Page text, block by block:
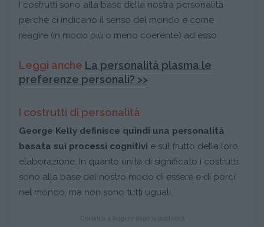
I costrutti sono alla base della nostra personalità
perché ci indicano il senso del mondo e come
reagire (in modo più o meno coerente) ad esso.
Leggi anche La personalità plasma le
preferenze personali? >>
I costrutti di personalità
George Kelly definisce quindi una personalità
basata sui processi cognitivi e sul frutto della loro
elaborazione. In quanto unità di significato i costrutti
sono alla base del nostro modo di essere e di porci
nel mondo, ma non sono tutti uguali.